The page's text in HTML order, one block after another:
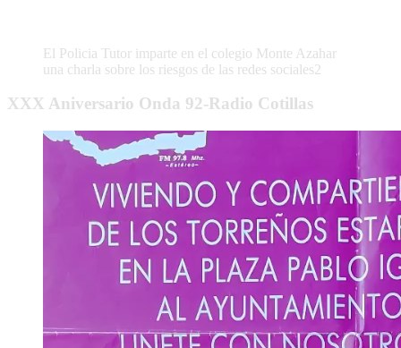
El Policia Tutor imparte en el colegio Monte Azahar
una charla sobre los riesgos de las redes sociales2
XXX Aniversario Onda 92-Radio Cotillas